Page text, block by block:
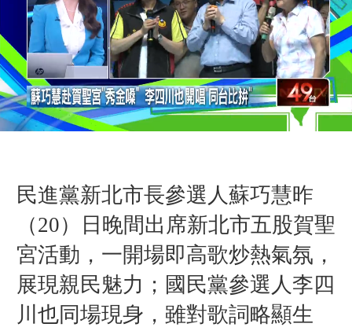
民進黨新北市長參選人蘇巧慧昨
（20）日晚間出席新北市五股賀聖
宮活動，一開場即高歌炒熱氣氛，
展現親民魅力；國民黨參選人李四
川也同場現身，雖對歌詞略顯生